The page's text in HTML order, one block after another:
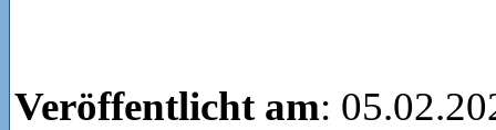
Veröffentlicht am: